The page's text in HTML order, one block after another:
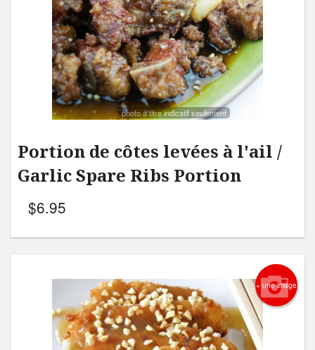
photo à titre indicatif seulement
Portion de côtes levées à l'ail /
Garlic Spare Ribs Portion
$6.95
+ une image